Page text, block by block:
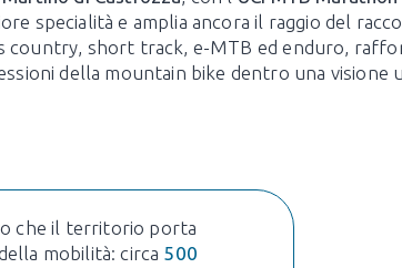
specialità e amplia ancora il raggio del
country, short track, e-MTB ed enduro,
della mountain bike dentro una visione
che il territorio porta
mobilità: circa 500